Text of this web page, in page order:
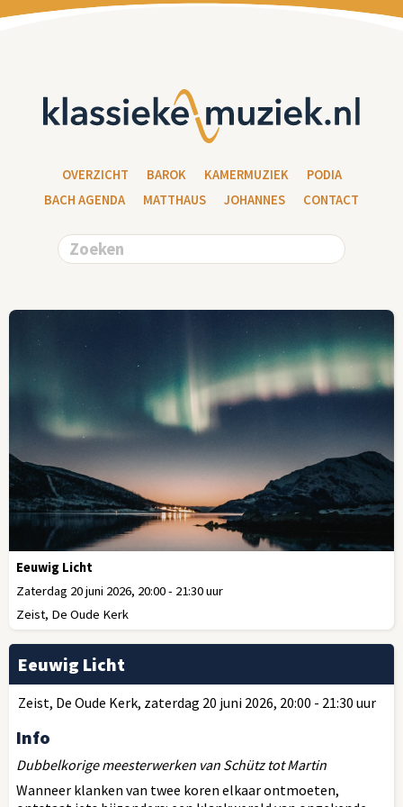
OVERZICHT BAROK KAMERMUZIEK
PODIA
BACH AGENDA
MATTHAUS JOHANNES CONTACT
Eeuwig Licht
Zaterdag 20 juni 2026, 20:00 - 21:30 uur
Zeist, De Oude Kerk
Eeuwig Licht
Zeist, De Oude Kerk, zaterdag 20 juni 2026, 20:00 - 21:30 uur
Info
Dubbelkorige meesterwerken van Schütz tot Martin
Wanneer klanken van twee koren elkaar ontmoeten,